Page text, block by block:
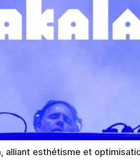
alliant esthétisme et